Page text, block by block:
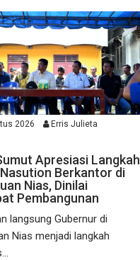
2026
Erris Julieta
Apresiasi Langkah
Berkantor di
Nias, Dinilai
Pembangunan
langsung Gubernur di
Nias menjadi langkah